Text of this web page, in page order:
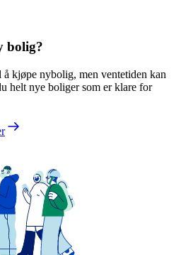
bolig?
å kjøpe nybolig, men ventetiden kan
helt nye boliger som er klare for